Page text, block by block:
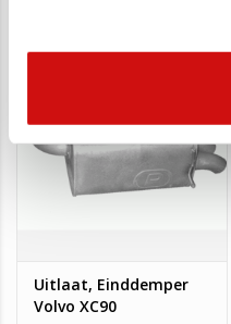
Uitlaat, Einddemper
Volvo XC90